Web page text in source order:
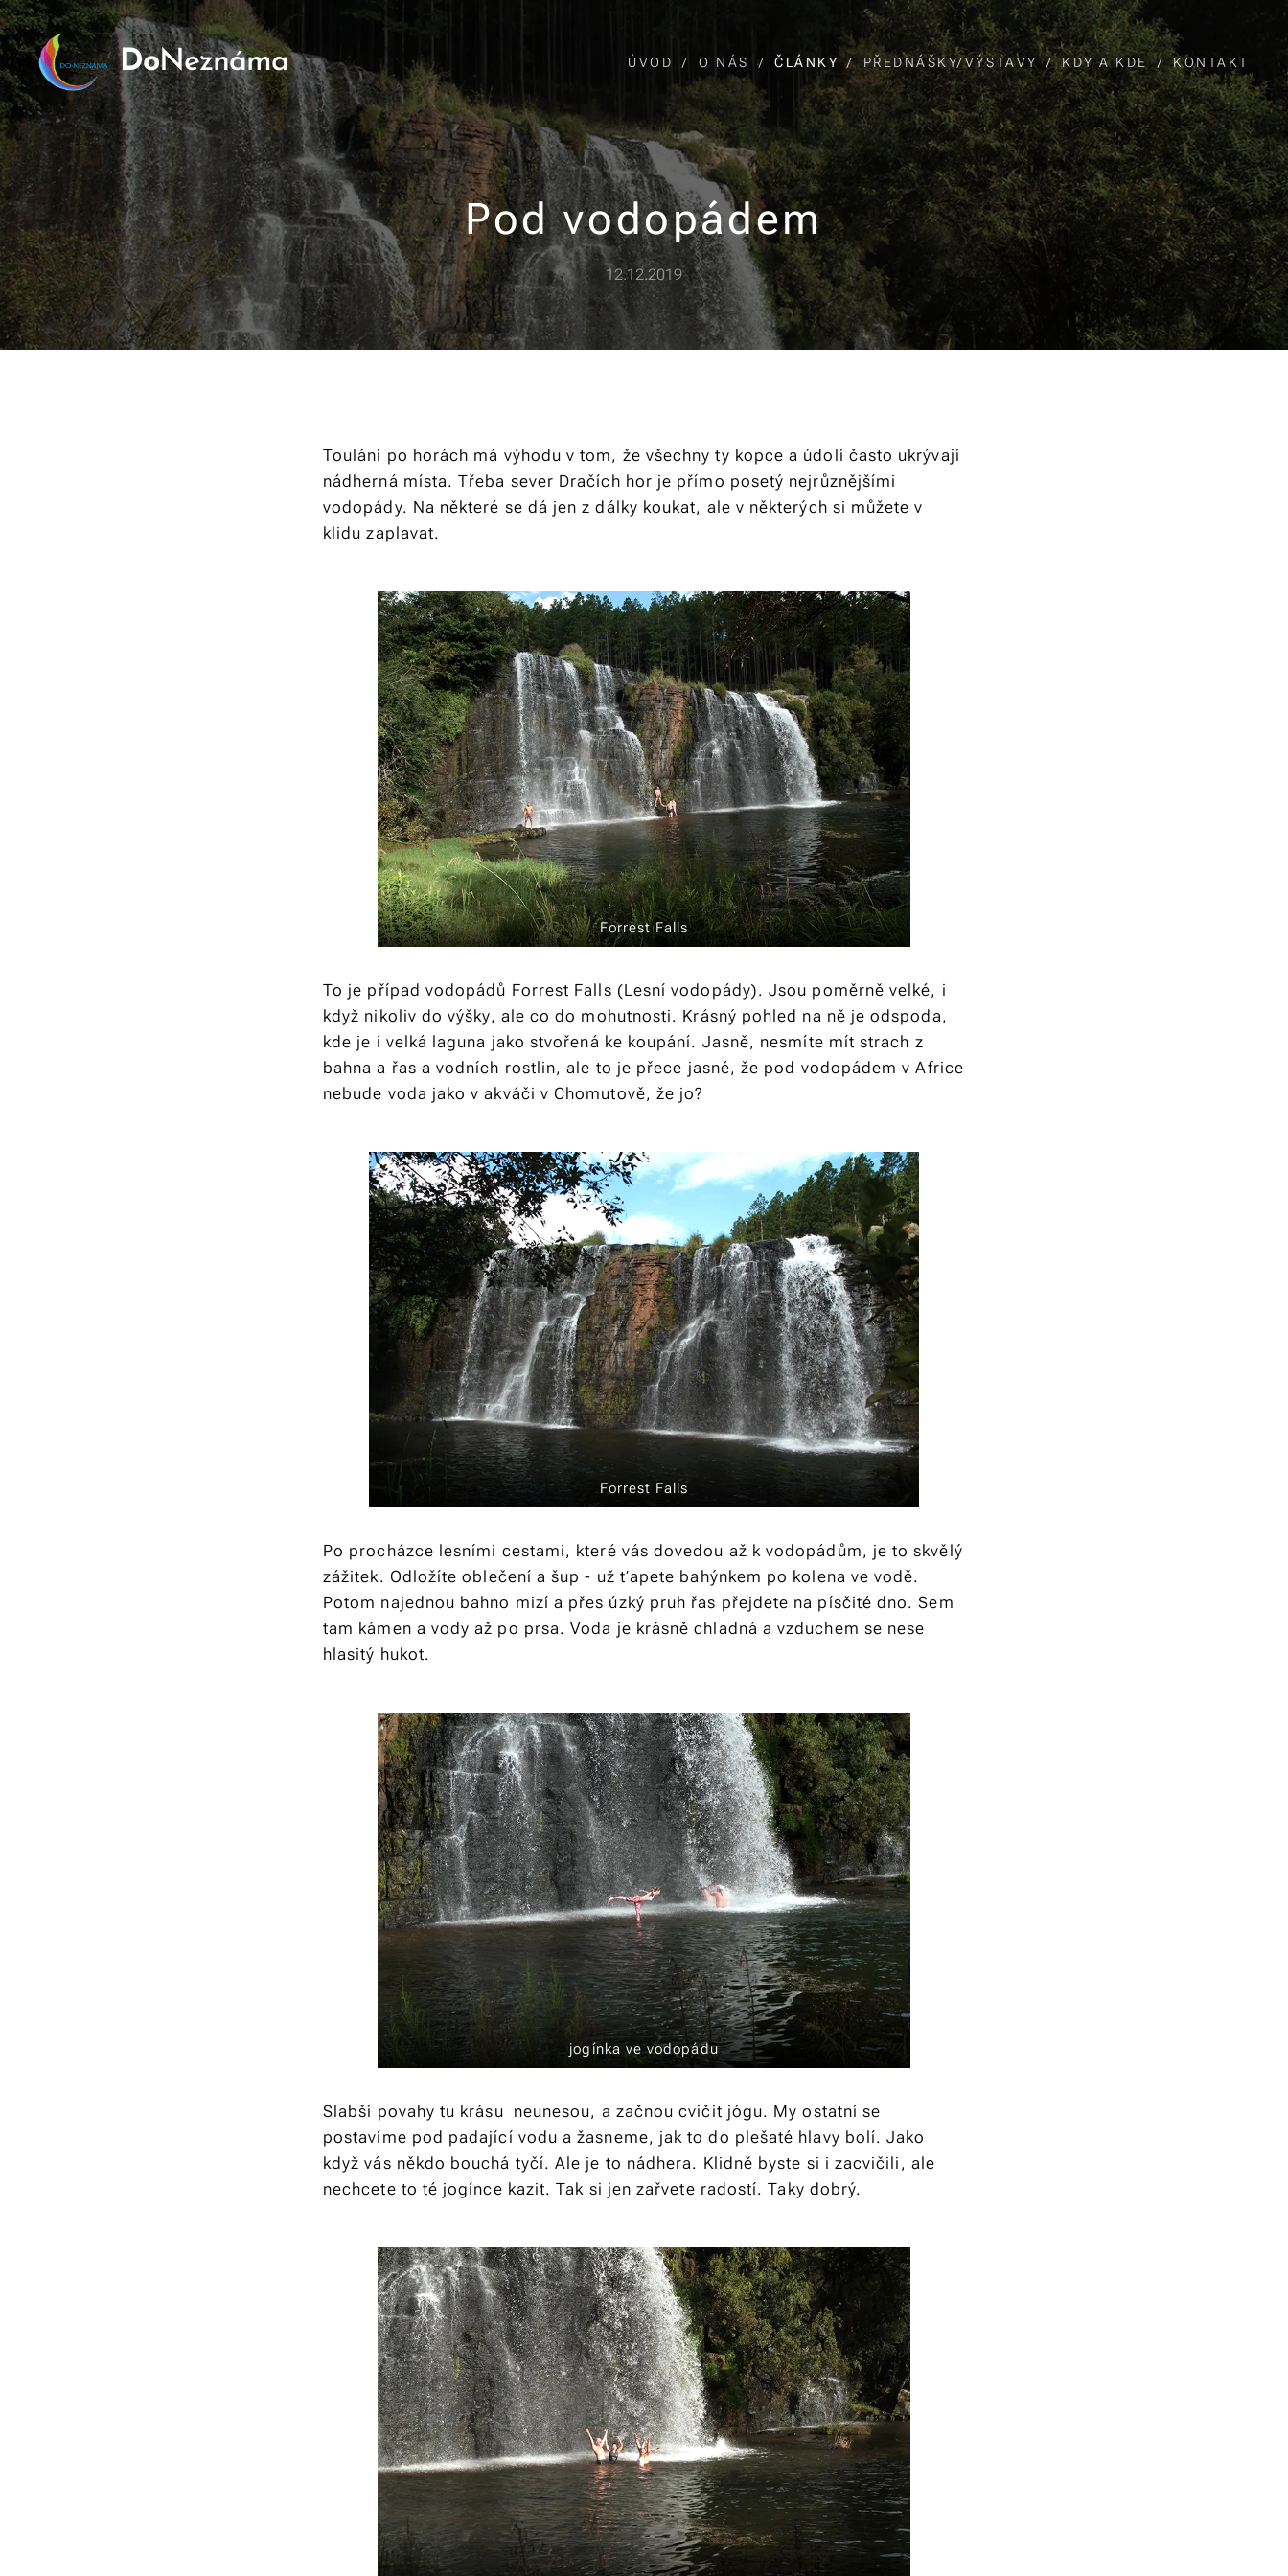
DoNeznáma ÚVOD O NÁS ČLÁNKY PŘEDNÁŠKY/VÝSTAVY KDY A KDE KONTAKT
Pod vodopádem
12.12.2019
Toulání po horách má výhodu v tom, že všechny ty kopce a údolí často ukrývají
nádherná místa. Třeba sever Dračích hor je přímo posetý nejrůznějšími
vodopády. Na některé se dá jen z dálky koukat, ale v některých si můžete v
klidu zaplavat.
Forrest Falls
To je případ vodopádů Forrest Falls (Lesní vodopády). Jsou poměrně velké, i
když nikoliv do výšky, ale co do mohutnosti. Krásný pohled na ně je odspoda,
kde je i velká laguna jako stvořená ke koupání. Jasně, nesmíte mít strach z
bahna a řas a vodních rostlin, ale to je přece jasné, že pod vodopádem v Africe
nebude voda jako v akváči v Chomutově, že jo?
Forrest Falls
Po procházce lesními cestami, které vás dovedou až k vodopádům, je to skvělý
zážitek. Odložíte oblečení a šup - už ťapete bahýnkem po kolena ve vodě.
Potom najednou bahno mizí a přes úzký pruh řas přejdete na písčité dno. Sem
tam kámen a vody až po prsa. Voda je krásně chladná a vzduchem se nese
hlasitý hukot.
jogínka ve vodopádu
Slabší povahy tu krásu neunesou, a začnou cvičit jógu. My ostatní se
postavíme pod padající vodu a žasneme, jak to do plešaté hlavy bolí. Jako
když vás někdo bouchá tyčí. Ale je to nádhera. Klidně byste si i zacvičili, ale
nechcete to té jogínce kazit. Tak si jen zařvete radostí. Taky dobrý.